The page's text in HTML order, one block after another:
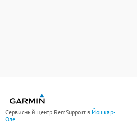
Сервисный центр RemSupport в Йошкар-
Оле